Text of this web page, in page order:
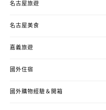
名古屋旅遊
名古屋美食
嘉義旅遊
國外住宿
國外購物經驗＆開箱